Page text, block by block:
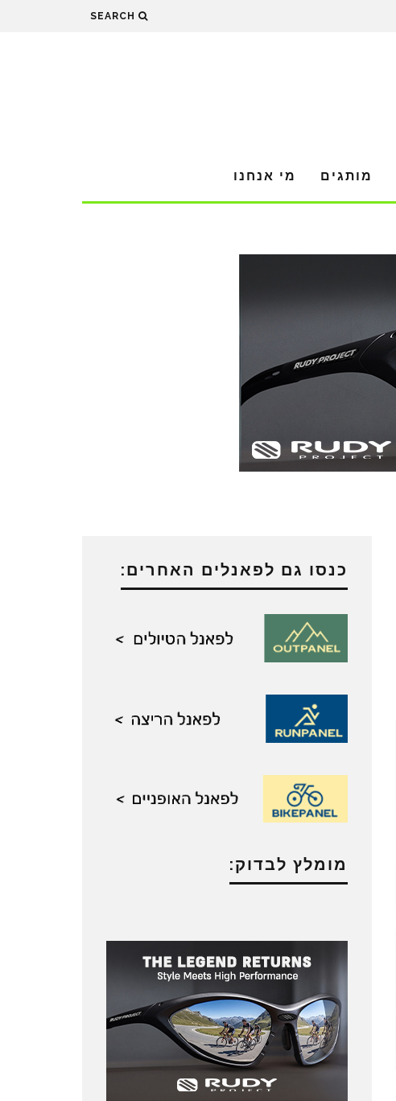
SEARCH
מותגים מי אנחנו
כנסו גם לפאנלים האחרים:
מומלץ לבדוק: